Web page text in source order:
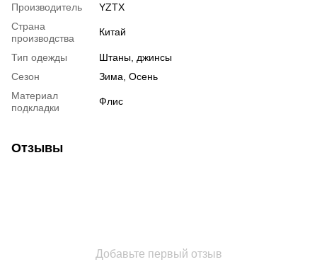
Производитель
YZTX
Страна
производства
Китай
Тип одежды
Штаны, джинсы
Сезон
Зима, Осень
Материал
подкладки
Флис
Отзывы
Добавьте первый отзыв